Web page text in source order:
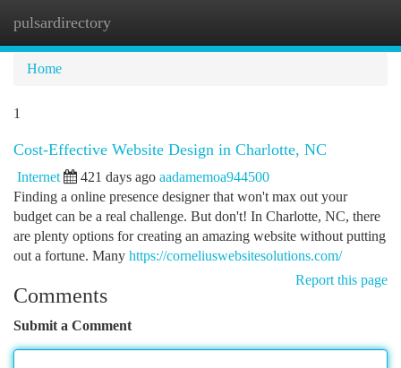
pulsardirectory
Home
1
Cost-Effective Website Design in Charlotte, NC
Internet 421 days ago aadamemoa944500
Finding a online presence designer that won't max out your
budget can be a real challenge. But don't! In Charlotte, NC, there
are plenty options for creating an amazing website without putting
out a fortune. Many https://corneliuswebsitesolutions.com/
Report this page
Comments
Submit a Comment